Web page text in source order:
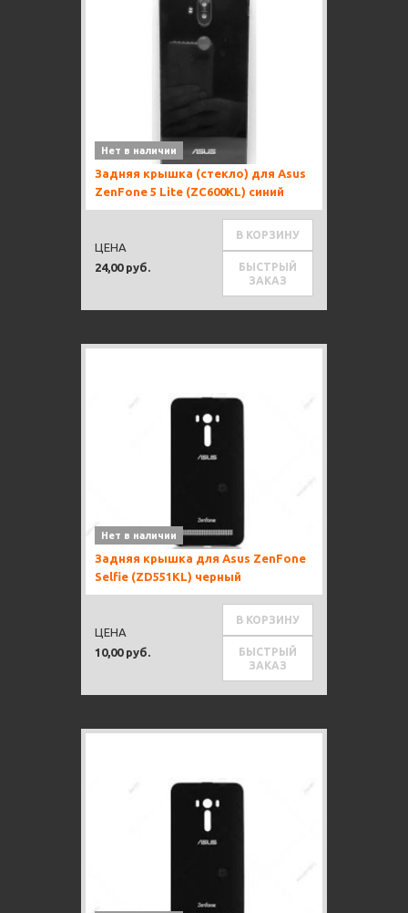
Нет в наличии
Задняя крышка (стекло) для Asus
ZenFone 5 Lite (ZC600KL) синий
24,00 руб.
ЦЕНА
В КОРЗИНУ
БЫСТРЫЙ
ЗАКАЗ
Нет в наличии
Задняя крышка для Asus ZenFone
Selfie (ZD551KL) черный
10,00 руб.
ЦЕНА
В КОРЗИНУ
БЫСТРЫЙ
ЗАКАЗ